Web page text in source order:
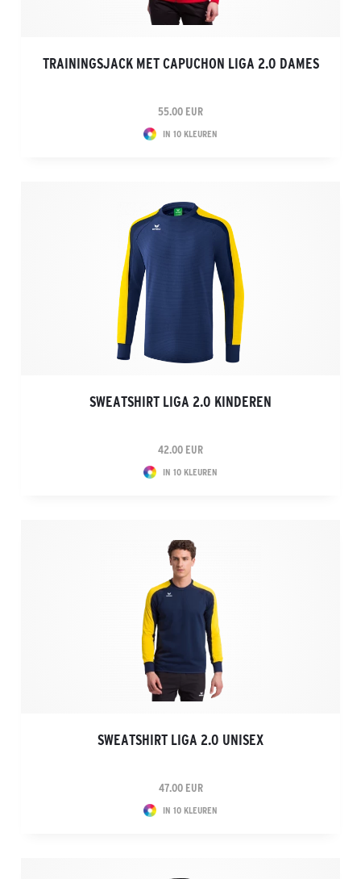
TRAININGSJACK MET CAPUCHON LIGA 2.0 DAMES
55.00 EUR
IN 10 KLEUREN
SWEATSHIRT LIGA 2.0 KINDEREN
42.00 EUR
IN 10 KLEUREN
SWEATSHIRT LIGA 2.0 UNISEX
47.00 EUR
IN 10 KLEUREN